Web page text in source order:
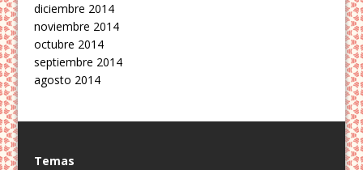
diciembre 2014
noviembre 2014
octubre 2014
septiembre 2014
agosto 2014
Temas